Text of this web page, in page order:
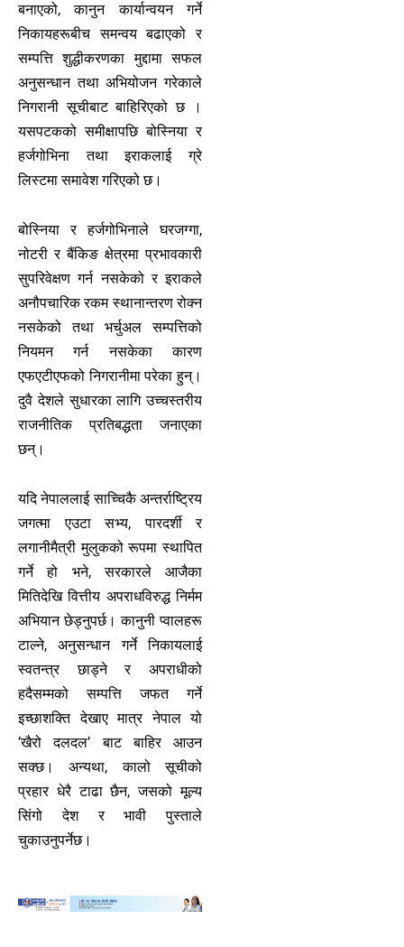
बनाएको, कानुन कार्यान्वयन गर्ने
निकायहरूबीच समन्वय बढाएको र
सम्पत्ति शुद्धीकरणका मुद्दामा सफल
अनुसन्धान तथा अभियोजन गरेकाले
निगरानी सूचीबाट बाहिरिएको छ ।
यसपटकको समीक्षापछि बोस्निया र
हर्जगोभिना तथा इराकलाई ग्रे
लिस्टमा समावेश गरिएको छ।
बोस्निया र हर्जगोभिनाले घरजग्गा,
नोटरी र बैंकिङ क्षेत्रमा प्रभावकारी
सुपरिवेक्षण गर्न नसकेको र इराकले
अनौपचारिक रकम स्थानान्तरण रोक्न
नसकेको तथा भर्चुअल सम्पत्तिको
नियमन गर्न नसकेका कारण
एफएटीएफको निगरानीमा परेका हुन्।
दुवै देशले सुधारका लागि उच्चस्तरीय
राजनीतिक प्रतिबद्धता जनाएका
छन्।
यदि नेपाललाई साच्चिकै अन्तर्राष्ट्रिय
जगत्मा एउटा सभ्य, पारदर्शी र
लगानीमैत्री मुलुकको रूपमा स्थापित
गर्ने हो भने, सरकारले आजैका
मितिदेखि वित्तीय अपराधविरुद्ध निर्मम
अभियान छेड्नुपर्छ। कानुनी प्वालहरू
टाल्ने, अनुसन्धान गर्ने निकायलाई
स्वतन्त्र छाड्ने र अपराधीको
हदैसम्मको सम्पत्ति जफत गर्ने
इच्छाशक्ति देखाए मात्र नेपाल यो
’खैरो दलदल’ बाट बाहिर आउन
सक्छ। अन्यथा, कालो सूचीको
प्रहार धेरै टाढा छैन, जसको मूल्य
सिंगो देश र भावी पुस्ताले
चुकाउनुपर्नेछ।